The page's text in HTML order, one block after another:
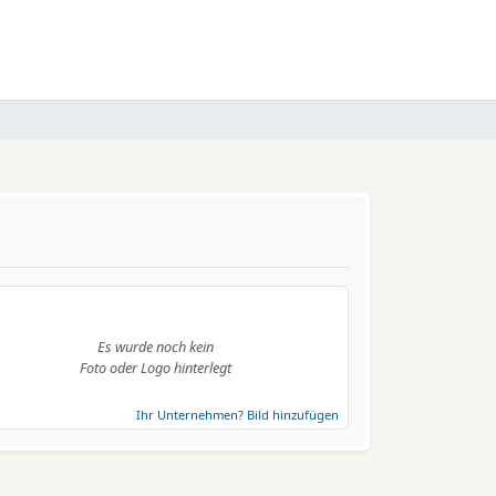
Es wurde noch kein
Foto oder Logo hinterlegt
Ihr Unternehmen? Bild hinzufügen